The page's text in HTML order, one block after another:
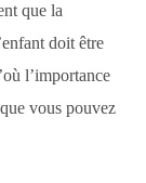
que la
doit être
l’importance
vous pouvez